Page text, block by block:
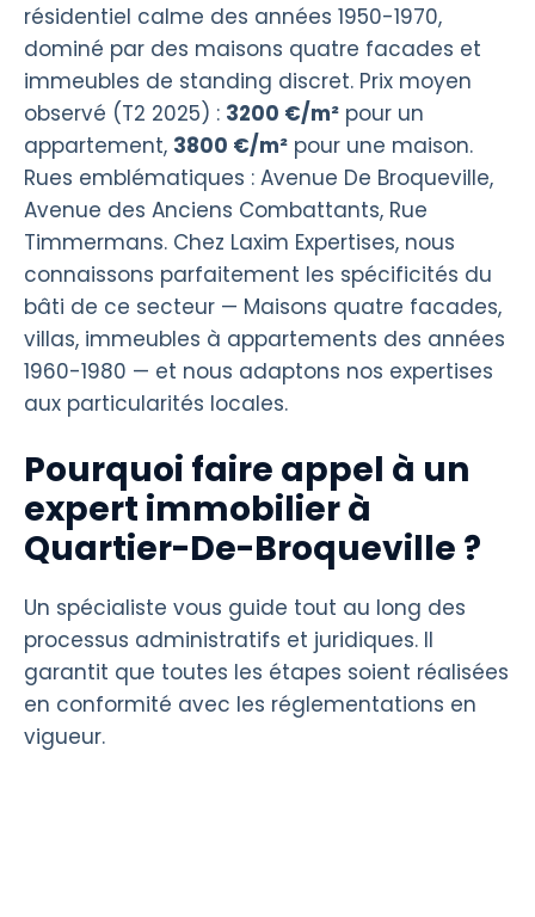
résidentiel calme des années 1950-1970,
dominé par des maisons quatre facades et
immeubles de standing discret. Prix moyen
observé (T2 2025) : 3200 €/m² pour un
appartement, 3800 €/m² pour une maison.
Rues emblématiques : Avenue De Broqueville,
Avenue des Anciens Combattants, Rue
Timmermans. Chez Laxim Expertises, nous
connaissons parfaitement les spécificités du
bâti de ce secteur — Maisons quatre facades,
villas, immeubles à appartements des années
1960-1980 — et nous adaptons nos expertises
aux particularités locales.
Pourquoi faire appel à un
expert immobilier à
Quartier-De-Broqueville ?
Un spécialiste vous guide tout au long des
processus administratifs et juridiques. Il
garantit que toutes les étapes soient réalisées
en conformité avec les réglementations en
vigueur.